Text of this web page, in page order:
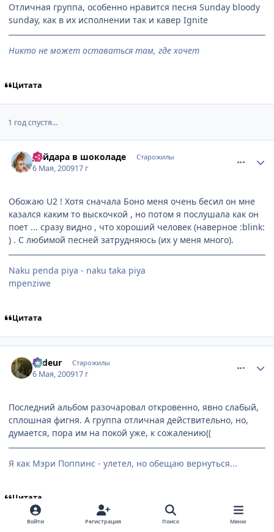
Отличная группа, особенно нравится песня Sunday bloody
sunday, как в их исполнении так и кавер Ignite
Никто не может оставаться там, где хочет
Цитата
1 год спустя...
дейдара в шоколаде Старожилы
6 Мая, 200917 г
Обожаю U2 ! Хотя сначала Боно меня очень бесил он мне
казался каким то выскочкой , но потом я послушала как он
поет ... сразу видно , что хороший человек (наверное :blink:
) . С любимой песней затрудняюсь (их у меня много).
Naku penda piya - naku taka piya
mpenziwe
Цитата
Ardeur Старожилы
6 Мая, 200917 г
Последний альбом разочаровал откровенно, явно слабый,
сплошная фигня. А группа отличная действительно, но,
думается, пора им на покой уже, к сожалению((
Я как Мэри Поппинс - улетел, но обещаю вернуться...
Цитата
Войти Регистрация Поиск Меню